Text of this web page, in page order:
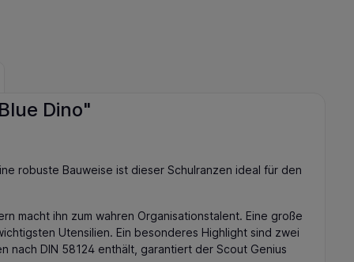
Dino"
robuste Bauweise ist dieser Schulranzen ideal für den
macht ihn zum wahren Organisationstalent. Eine große
Utensilien. Ein besonderes Highlight sind zwei
nach DIN 58124 enthält, garantiert der Scout Genius